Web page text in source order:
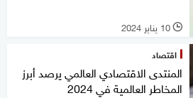
l 10 يناير 2024
اقتصاد
المنتدى الاقتصادي العالمي يرصد أبرز
المخاطر العالمية في 2024